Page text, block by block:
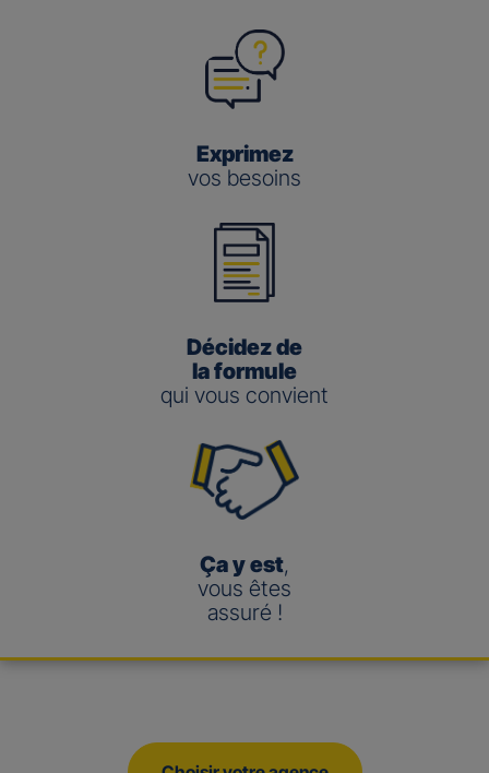
Exprimez
vos besoins
Décidez de
la formule
qui vous convient
Ça y est,
vous êtes
assuré !